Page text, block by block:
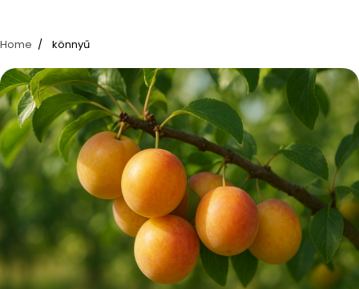
Home könnyű